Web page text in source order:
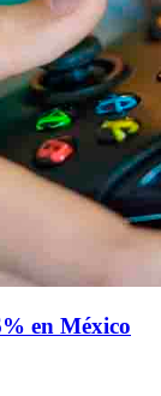
en México